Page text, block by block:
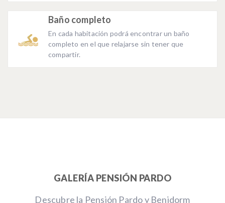
Baño completo
En cada habitación podrá encontrar un baño
completo en el que relajarse sin tener que
compartir.
GALERÍA PENSIÓN PARDO
Descubre la Pensión Pardo y Benidorm